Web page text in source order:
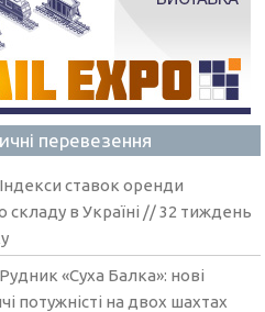
перевезення
Індекси ставок оренди
складу в Україні // 32 тиждень
Рудник «Суха Балка»: нові
потужністі на двох шахтах